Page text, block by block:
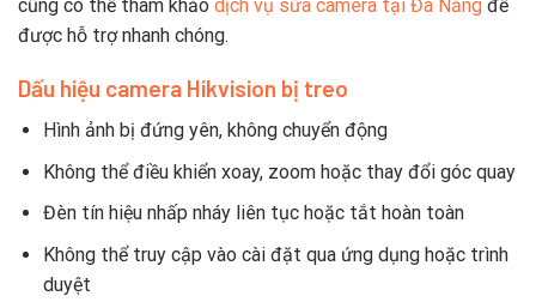
cũng có thể tham khảo dịch vụ sửa camera tại Đà Nẵng để
được hỗ trợ nhanh chóng.
Dấu hiệu camera Hikvision bị treo
Hình ảnh bị đứng yên, không chuyển động
Không thể điều khiển xoay, zoom hoặc thay đổi góc quay
Đèn tín hiệu nhấp nháy liên tục hoặc tắt hoàn toàn
Không thể truy cập vào cài đặt qua ứng dụng hoặc trình
duyệt